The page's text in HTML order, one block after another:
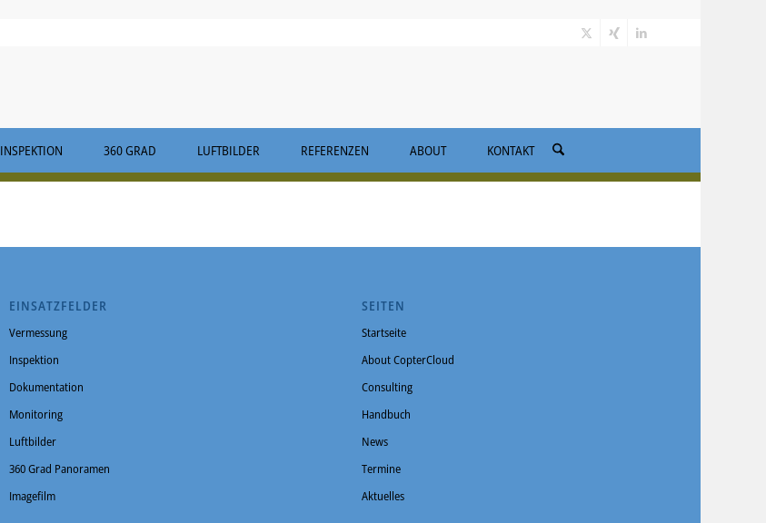
INSPEKTION 360 GRAD LUFTBILDER REFERENZEN ABOUT KONTAKT
EINSATZFELDER
Vermessung
Inspektion
Dokumentation
Monitoring
Luftbilder
360 Grad Panoramen
Imagefilm
SEITEN
Startseite
About CopterCloud
Consulting
Handbuch
News
Termine
Aktuelles